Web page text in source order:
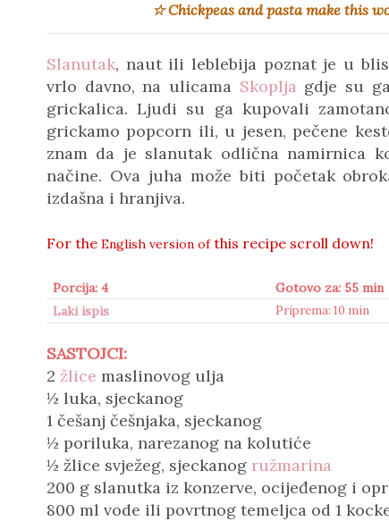
☆Chickpeas and pasta make this
Slanutak, naut ili leblebija poznat je u
vrlo davno, na ulicama Skoplja gdje su
grickalica. Ljudi su ga kupovali
grickamo popcorn ili, u jesen, pečene
znam da je slanutak odlična namirnica
načine. Ova juha može biti početak
izdašna i hranjiva.
For the English version ofthis recipe scroll down!
Porcija: 4 Gotovo za: 55 min
Laki ispis
Priprema: 10 min
SASTOJCI:
2 žlice maslinovog ulja
½ luka, sjeckanog
1 češanj češnjaka, sjeckanog
½ poriluka, narezanog na kolutiće
½ žlice svježeg, sjeckanog ružmarina
200 g slanutka iz konzerve, ocijeđenog i
800 ml vode ili povrtnog temeljca od 1